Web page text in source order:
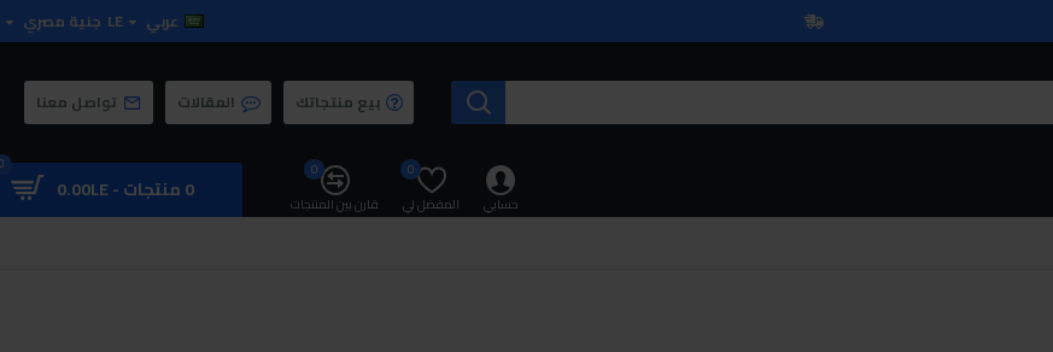
عربي LE جنية مصري
بيع منتجاتك المقالات تواصل معنا
حسابي المفضل لي
0
قارن بين المنتجات
0
0 منتجات - 0.00LE